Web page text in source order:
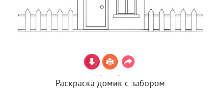
Раскраска домик с забором